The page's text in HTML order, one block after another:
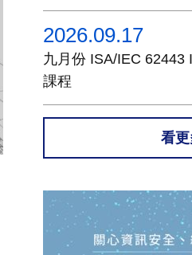
2026.09.17
九月份 ISA/IEC 62443
課程
看